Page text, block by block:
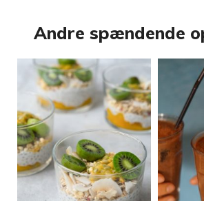
Andre spændende